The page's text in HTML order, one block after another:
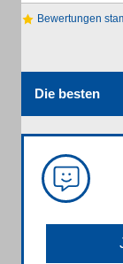
Bewertungen
Die besten